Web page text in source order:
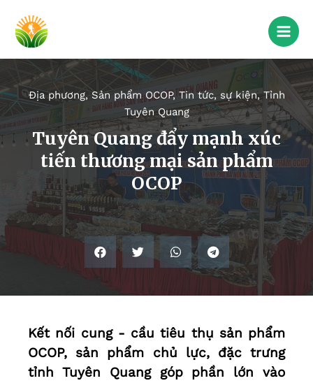
Địa phương, Sản phẩm OCOP, Tin tức, sự kiện,Tỉnh
Tuyên Quang
Tuyên Quang đẩy mạnh xúc
tiến thương mại sản phẩm
OCOP
Kết nối cung - cầu tiêu thụ sản phẩm
OCOP, sản phẩm chủ lực, đặc trưng
tỉnh Tuyên Quang góp phần lớn vào